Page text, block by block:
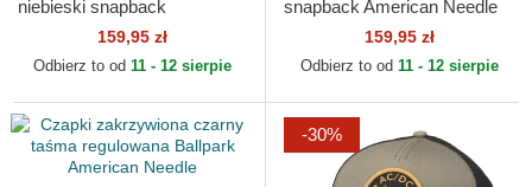
niebieski snapback
Authorized Service Valin
American Needle
159,95 zł
Odbierz to od 11 - 12 sierpie
snapback American Needle
159,95 zł
Odbierz to od 11 - 12 sierpie
-30%